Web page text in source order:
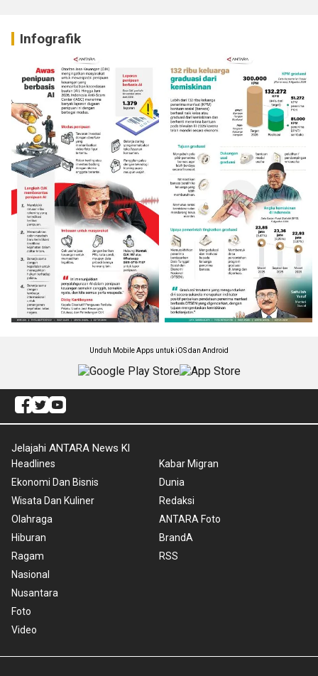
Infografik
Unduh Mobile Apps untuk iOS dan Android
Jelajahi ANTARA News Kl
Headlines
Ekonomi Dan Bisnis
Wisata Dan Kuliner
Olahraga
Hiburan
Ragam
Nasional
Nusantara
Foto
Video
Kabar Migran
Dunia
Redaksi
ANTARA Foto
BrandA
RSS